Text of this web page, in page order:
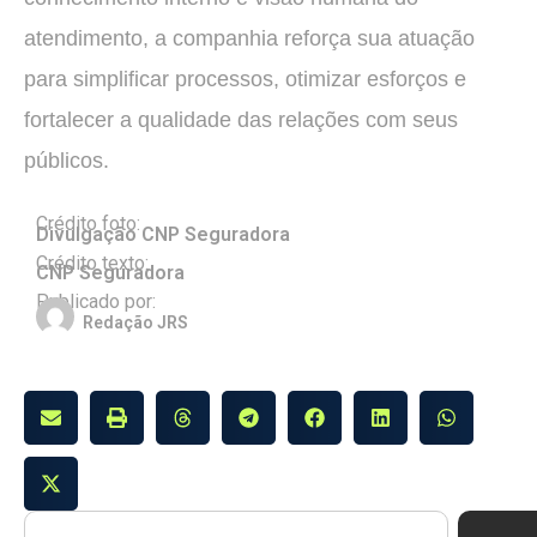
atendimento, a companhia reforça sua atuação
para simplificar processos, otimizar esforços e
fortalecer a qualidade das relações com seus
públicos.
Crédito foto:
Divulgação CNP Seguradora
Crédito texto:
CNP Seguradora
Publicado por:
Redação JRS